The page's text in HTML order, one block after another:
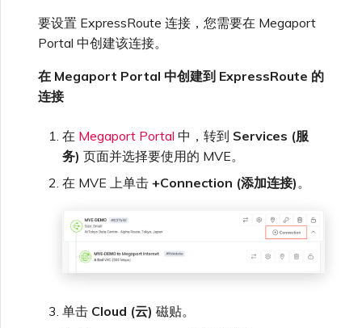
要设置 ExpressRoute 连接，您需要在 Megaport
Portal 中创建该连接。
在 Megaport Portal 中创建到 ExpressRoute 的
连接
在 Megaport Portal 中，转到 Services (服
务) 页面并选择要使用的 MVE。
在 MVE 上单击 +Connection (添加连接)。
单击 Cloud (云) 磁贴。